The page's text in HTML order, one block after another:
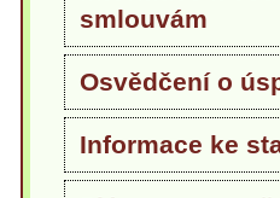
smlouvám
Osvědčení o
Informace ke